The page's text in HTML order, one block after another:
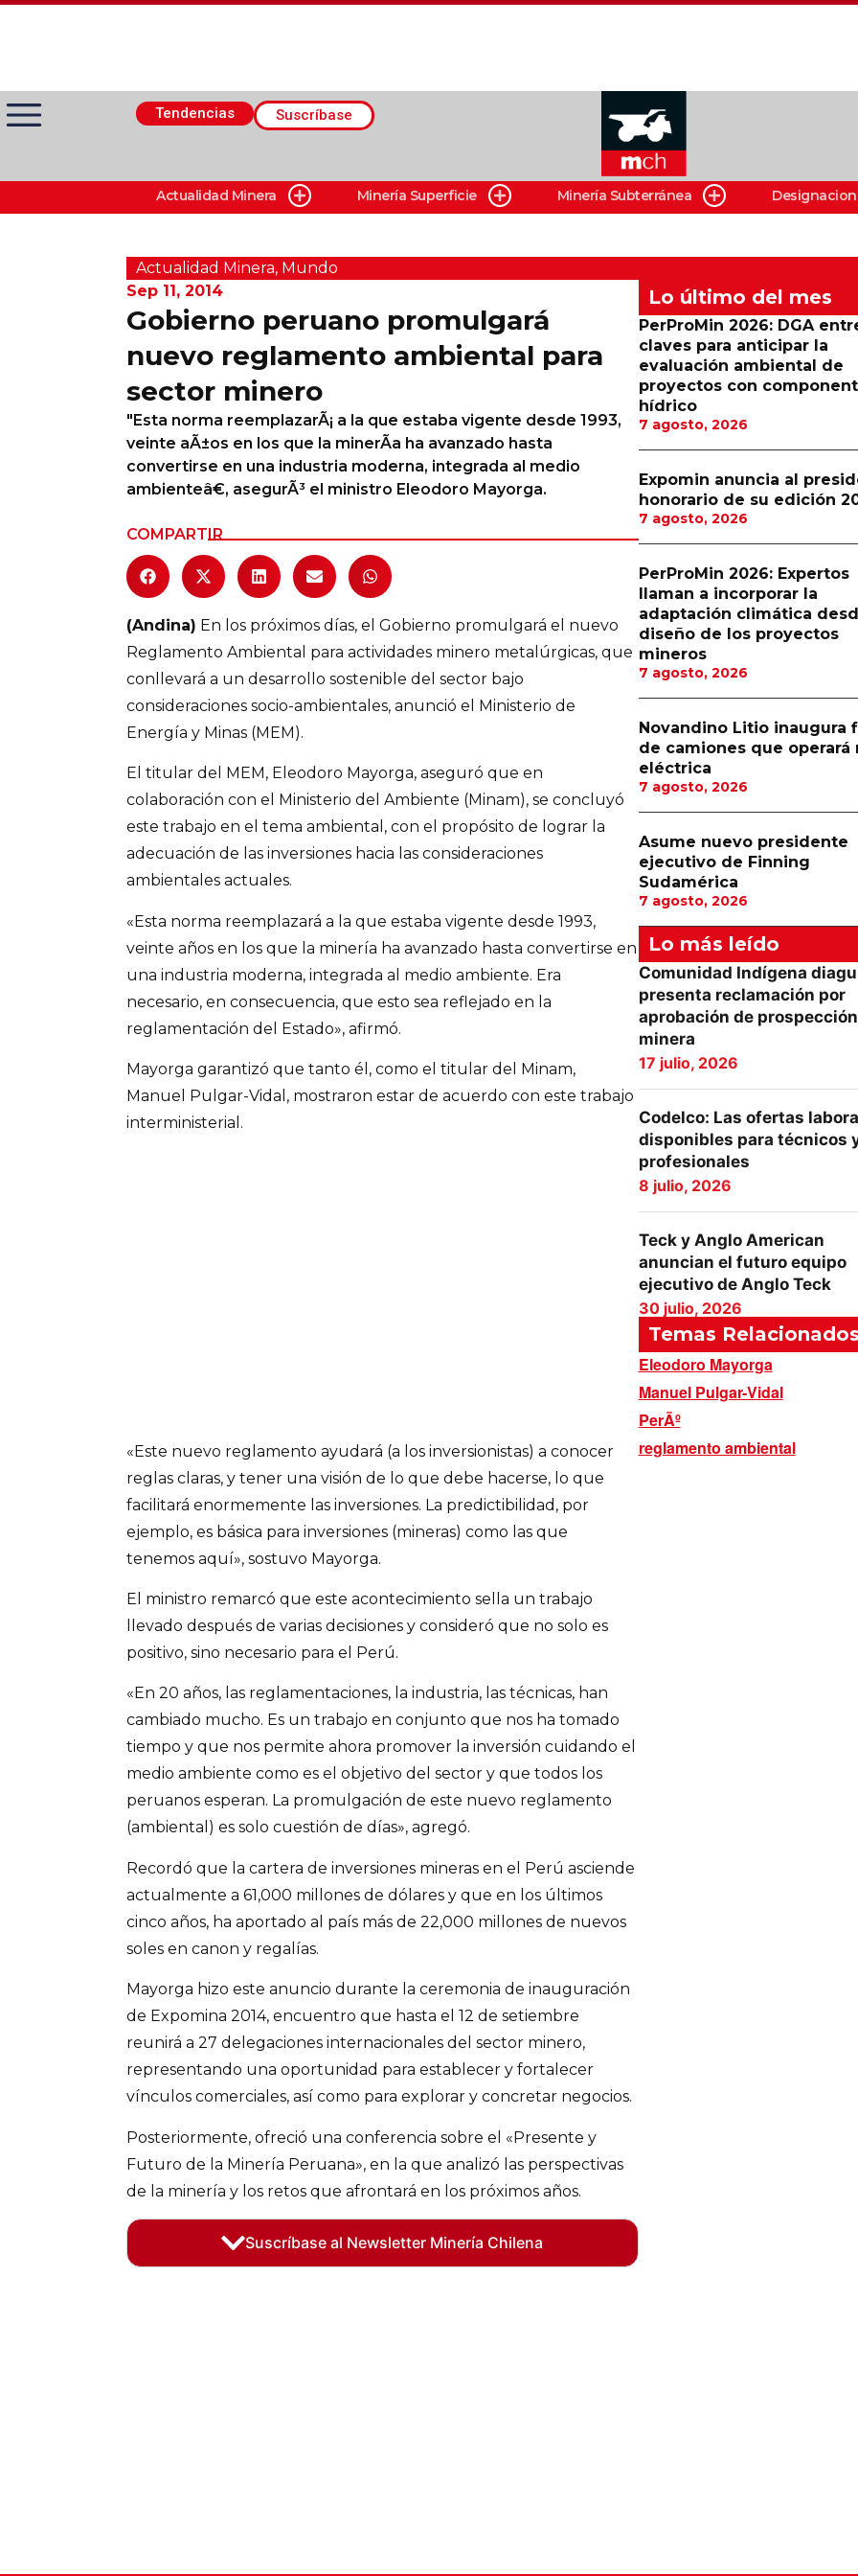
Tendencias Suscríbase
Actualidad Minera
Minería Superficie
Minerí­a Subterránea
Columnas de Opinión
Calendario de Eventos
Actualidad Minera Minería Superficie Minería Subterránea
Actualidad Minera, Mundo
Sep 11, 2014
Gobierno peruano promulgará
nuevo reglamento ambiental para
sector minero
"Esta norma reemplazarÃ¡ a la que estaba vigente desde 1993,
veinte aÃ±os en los que la minerÃ­a ha avanzado hasta
convertirse en una industria moderna, integrada al medio
ambienteâ€, asegurÃ³ el ministro Eleodoro Mayorga.
COMPARTIR
(Andina) En los próximos días, el Gobierno promulgará el nuevo
Reglamento Ambiental para actividades minero metalúrgicas, que
conllevará a un desarrollo sostenible del sector bajo
consideraciones socio-ambientales, anunció el Ministerio de
Energía y Minas (MEM).
El titular del MEM, Eleodoro Mayorga, aseguró que en
colaboración con el Ministerio del Ambiente (Minam), se concluyó
este trabajo en el tema ambiental, con el propósito de lograr la
adecuación de las inversiones hacia las consideraciones
ambientales actuales.
«Esta norma reemplazará a la que estaba vigente desde 1993,
veinte años en los que la minería ha avanzado hasta convertirse en
una industria moderna, integrada al medio ambiente. Era
necesario, en consecuencia, que esto sea reflejado en la
reglamentación del Estado», afirmó.
Mayorga garantizó que tanto él, como el titular del Minam,
Manuel Pulgar-Vidal, mostraron estar de acuerdo con este trabajo
interministerial.
«Este nuevo reglamento ayudará (a los inversionistas) a conocer
reglas claras, y tener una visión de lo que debe hacerse, lo que
facilitará enormemente las inversiones. La predictibilidad, por
ejemplo, es básica para inversiones (mineras) como las que
tenemos aquí», sostuvo Mayorga.
El ministro remarcó que este acontecimiento sella un trabajo
llevado después de varias decisiones y consideró que no solo es
positivo, sino necesario para el Perú.
«En 20 años, las reglamentaciones, la industria, las técnicas, han
cambiado mucho. Es un trabajo en conjunto que nos ha tomado
tiempo y que nos permite ahora promover la inversión cuidando el
medio ambiente como es el objetivo del sector y que todos los
peruanos esperan. La promulgación de este nuevo reglamento
(ambiental) es solo cuestión de días», agregó.
Recordó que la cartera de inversiones mineras en el Perú asciende
actualmente a 61,000 millones de dólares y que en los últimos
cinco años, ha aportado al país más de 22,000 millones de nuevos
soles en canon y regalías.
Mayorga hizo este anuncio durante la ceremonia de inauguración
de Expomina 2014, encuentro que hasta el 12 de setiembre
reunirá a 27 delegaciones internacionales del sector minero,
representando una oportunidad para establecer y fortalecer
vínculos comerciales, así como para explorar y concretar negocios.
Posteriormente, ofreció una conferencia sobre el «Presente y
Futuro de la Minería Peruana», en la que analizó las perspectivas
de la minería y los retos que afrontará en los próximos años.
Suscríbase al Newsletter Minería Chilena
Lo último del mes
PerProMin 2026: DGA
claves para anticipar la
evaluación ambiental de
proyectos con
hídrico
7 agosto, 2026
Expomin anuncia al
honorario de su edición
7 agosto, 2026
PerProMin 2026: Expertos
llaman a incorporar la
adaptación climática
diseño de los proyectos
mineros
7 agosto, 2026
Novandino Litio inaugura
de camiones que operará
eléctrica
7 agosto, 2026
Asume nuevo presidente
ejecutivo de Finning
Sudamérica
7 agosto, 2026
Lo más leído
Comunidad Indígena
presenta reclamación por
aprobación de prospección
minera
17 julio, 2026
Codelco: Las ofertas
disponibles para técnicos
profesionales
8 julio, 2026
Teck y Anglo American
anuncian el futuro equipo
ejecutivo de Anglo Teck
30 julio, 2026
Temas Relacionados
Eleodoro Mayorga
Manuel Pulgar-Vidal
PerÃº
reglamento ambiental